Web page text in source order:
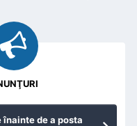
de a posta